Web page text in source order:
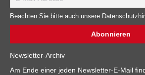
Beachten Sie bitte auch unsere
Newsletter-Archiv
Am Ende einer jeden Newsletter-E-Mail